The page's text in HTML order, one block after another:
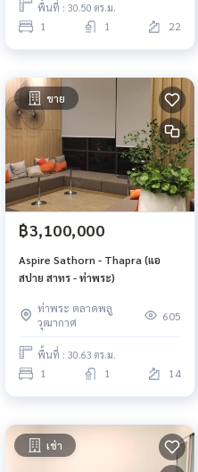
พื้นที่ : 30.50 ตร.ม.
1 1 22
ขาย
฿3,100,000
Aspire Sathorn - Thapra (แอ
สปาย สาทร - ท่าพระ)
ท่าพระ ตลาดพลู
วุฒากาศ
605
พื้นที่ : 30.63 ตร.ม.
1 1 14
เช่า